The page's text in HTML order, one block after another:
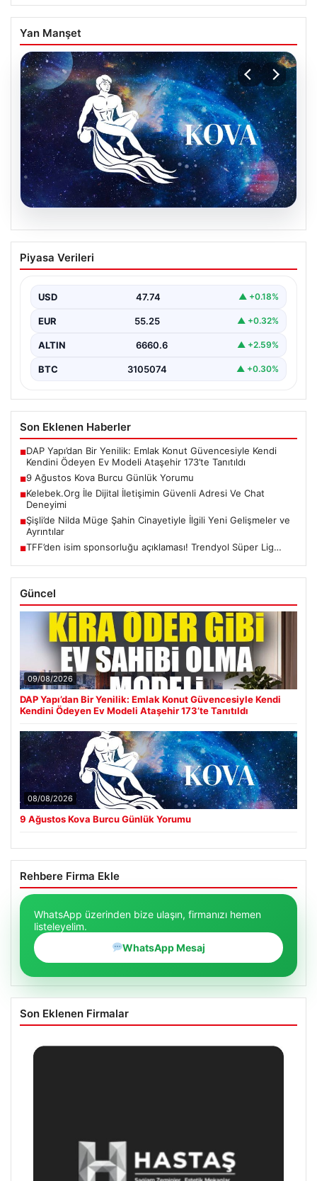
Yan Manşet
9 Ağustos Kova Burcu Günlük Yorumu
Kova burcu için bugün hareketli ve sürprizlere açık bir
Piyasa Verileri
USD 47.74 ▲ +0.18%
EUR 55.25 ▲ +0.32%
ALTIN 6660.6 ▲ +2.59%
BTC 3105074 ▲ +0.30%
Son Eklenen Haberler
■DAP Yapı’dan Bir Yenilik: Emlak Konut Güvencesiyle Kendi
Kendini Ödeyen Ev Modeli Ataşehir 173’te Tanıtıldı
■9 Ağustos Kova Burcu Günlük Yorumu
■Kelebek.Org İle Dijital İletişimin Güvenli Adresi Ve Chat
Deneyimi
■Şişli’de Nilda Müge Şahin Cinayetiyle İlgili Yeni Gelişmeler ve
Ayrıntılar
■TFF’den isim sponsorluğu açıklaması! Trendyol Süper Lig…
Güncel
09/08/2026
DAP Yapı’dan Bir Yenilik: Emlak Konut Güvencesiyle Kendi
Kendini Ödeyen Ev Modeli Ataşehir 173’te Tanıtıldı
08/08/2026
9 Ağustos Kova Burcu Günlük Yorumu
Rehbere Firma Ekle
WhatsApp üzerinden bize ulaşın, firmanızı hemen
listeleyelim.
WhatsApp Mesaj
Son Eklenen Firmalar